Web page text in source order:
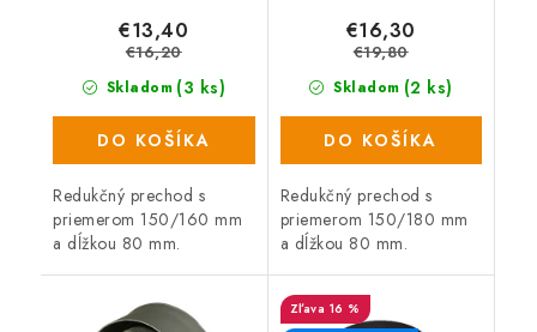
Skladom (3 ks)
€13,40
€16,20
DO KOŠÍKA
Redukčný prechod s
priemerom 150/160 mm
a dĺžkou 80 mm.
Skladom (2 ks)
€16,30
€19,80
DO KOŠÍKA
Redukčný prechod s
priemerom 150/180 mm
a dĺžkou 80 mm.
16 %